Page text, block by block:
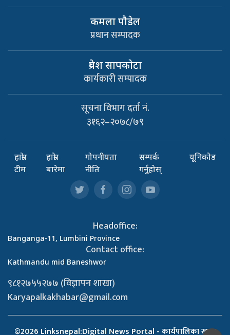
कमला पौडेल
प्रधान सम्पादक
प्रवेश सापकाेटा
कार्यकारी सम्पादक
सूचना विभाग दर्ता नं.
३१६२–२०७८/७९
हाम्रो
टीम
हाम्रो
बारेमा
गोपनीयता
नीति
सम्पर्क
गर्नुहोस्
यूनिकोड
Headoffice:
Banganga-11, Lumbini Province
Contact office:
Kathmandu mid Baneshwor
९८१२७५५२७७ (विज्ञापन शाखा)
Karyapalkakhabar@gmail.com
©2026 Linksnepal:Digital News Portal - कार्यपालिका खबर